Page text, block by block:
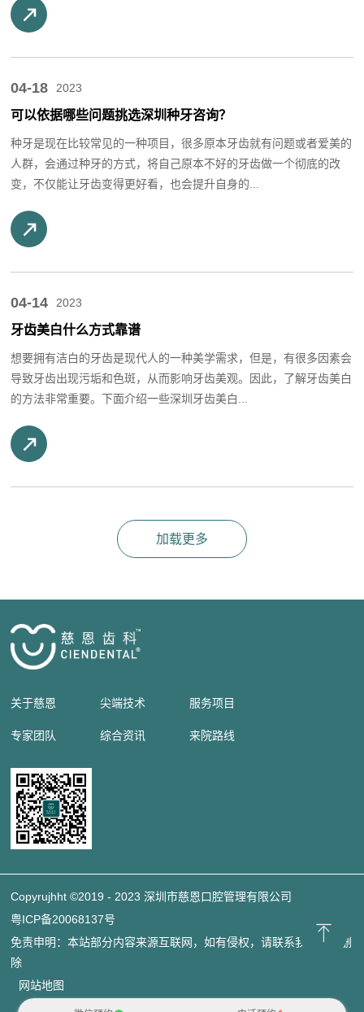
04-18 2023
可以依据哪些问题挑选深圳种牙咨询？
种牙是现在比较常见的一种项目，很多原本牙齿就有问题或者爱美的
人群，会通过种牙的方式，将自己原本不好的牙齿做一个彻底的改
变，不仅能让牙齿变得更好看，也会提升自身的...
04-14 2023
牙齿美白什么方式靠谱
想要拥有洁白的牙齿是现代人的一种美学需求，但是，有很多因素会
导致牙齿出现污垢和色斑，从而影响牙齿美观。因此，了解牙齿美白
的方法非常重要。下面介绍一些深圳牙齿美白...
关于慈恩 尖端技术 服务项目
专家团队 综合资讯 来院路线
Copyrujhht ©2019 - 2023 深圳市慈恩口腔管理有限公司
粤ICP备20068137号
免责申明：本站部分内容来源互联网，如有侵权，请联系我们立即删
除
网站地图